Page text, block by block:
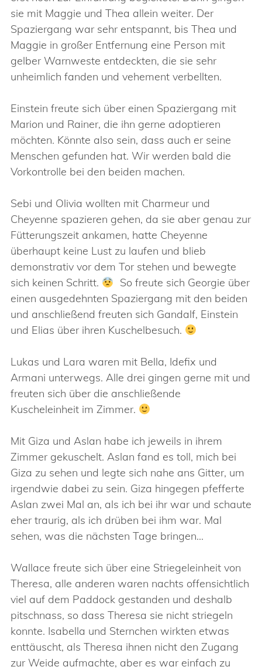
sie mit Maggie und Thea allein weiter. Der
Spaziergang war sehr entspannt, bis Thea und
Maggie in großer Entfernung eine Person mit
gelber Warnweste entdeckten, die sie sehr
unheimlich fanden und vehement verbellten.
Einstein freute sich über einen Spaziergang mit
Marion und Rainer, die ihn gerne adoptieren
möchten. Könnte also sein, dass auch er seine
Menschen gefunden hat. Wir werden bald die
Vorkontrolle bei den beiden machen.
Sebi und Olivia wollten mit Charmeur und
Cheyenne spazieren gehen, da sie aber genau zur
Fütterungszeit ankamen, hatte Cheyenne
überhaupt keine Lust zu laufen und blieb
demonstrativ vor dem Tor stehen und bewegte
sich keinen Schritt.
So freute sich Georgie über
einen ausgedehnten Spaziergang mit den beiden
und anschließend freuten sich Gandalf, Einstein
und Elias über ihren Kuschelbesuch.
Lukas und Lara waren mit Bella, Idefix und
Armani unterwegs. Alle drei gingen gerne mit und
freuten sich über die anschließende
Kuscheleinheit im Zimmer.
Mit Giza und Aslan habe ich jeweils in ihrem
Zimmer gekuschelt. Aslan fand es toll, mich bei
Giza zu sehen und legte sich nahe ans Gitter, um
irgendwie dabei zu sein. Giza hingegen pfefferte
Aslan zwei Mal an, als ich bei ihr war und schaute
eher traurig, als ich drüben bei ihm war. Mal
sehen, was die nächsten Tage bringen…
Wallace freute sich über eine Striegeleinheit von
Theresa, alle anderen waren nachts offensichtlich
viel auf dem Paddock gestanden und deshalb
pitschnass, so dass Theresa sie nicht striegeln
konnte. Isabella und Sternchen wirkten etwas
enttäuscht, als Theresa ihnen nicht den Zugang
zur Weide aufmachte, aber es war einfach zu